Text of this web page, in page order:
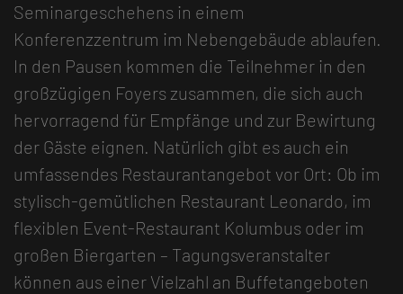
Seminargeschehens in einem
Konferenzzentrum im Nebengebäude ablaufen.
In den Pausen kommen die Teilnehmer in den
großzügigen Foyers zusammen, die sich auch
hervorragend für Empfänge und zur Bewirtung
der Gäste eignen. Natürlich gibt es auch ein
umfassendes Restaurantangebot vor Ort: Ob im
stylisch-gemütlichen Restaurant Leonardo, im
flexiblen Event-Restaurant Kolumbus oder im
großen Biergarten – Tagungsveranstalter
können aus einer Vielzahl an Buffetangeboten